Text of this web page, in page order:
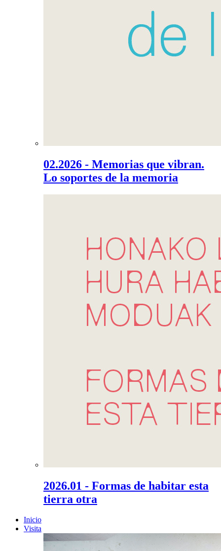
02.2026 - Memorias que vibran.
Lo soportes de la memoria
2026.01 - Formas de habitar esta
tierra otra
Inicio
Visita